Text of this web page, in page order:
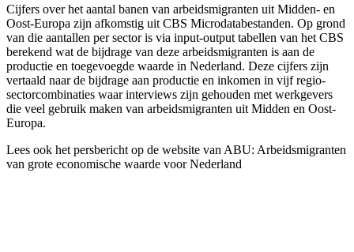
Cijfers over het aantal banen van arbeidsmigranten uit Midden- en
Oost-Europa zijn afkomstig uit CBS Microdatabestanden. Op grond
van die aantallen per sector is via input-output tabellen van het CBS
berekend wat de bijdrage van deze arbeidsmigranten is aan de
productie en toegevoegde waarde in Nederland. Deze cijfers zijn
vertaald naar de bijdrage aan productie en inkomen in vijf regio-
sectorcombinaties waar interviews zijn gehouden met werkgevers
die veel gebruik maken van arbeidsmigranten uit Midden en Oost-
Europa.
Lees ook het persbericht op de website van ABU: Arbeidsmigranten
van grote economische waarde voor Nederland